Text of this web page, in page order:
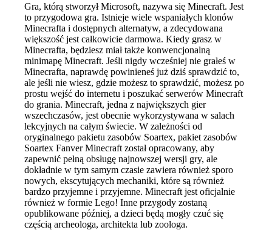
Gra, którą stworzył Microsoft, nazywa się Minecraft. Jest
to przygodowa gra. Istnieje wiele wspaniałych klonów
Minecrafta i dostępnych alternatyw, a zdecydowana
większość jest całkowicie darmowa. Kiedy grasz w
Minecrafta, będziesz miał także konwencjonalną
minimapę Minecraft. Jeśli nigdy wcześniej nie grałeś w
Minecrafta, naprawdę powinieneś już dziś sprawdzić to,
ale jeśli nie wiesz, gdzie możesz to sprawdzić, możesz po
prostu wejść do internetu i poszukać serwerów Minecraft
do grania. Minecraft, jedna z największych gier
wszechczasów, jest obecnie wykorzystywana w salach
lekcyjnych na całym świecie. W zależności od
oryginalnego pakietu zasobów Soartex, pakiet zasobów
Soartex Fanver Minecraft został opracowany, aby
zapewnić pełną obsługę najnowszej wersji gry, ale
dokładnie w tym samym czasie zawiera również sporo
nowych, ekscytujących mechaniki, które są również
bardzo przyjemne i przyjemne. Minecraft jest oficjalnie
również w formie Lego! Inne przygody zostaną
opublikowane później, a dzieci będą mogły czuć się
częścią archeologa, architekta lub zoologa.